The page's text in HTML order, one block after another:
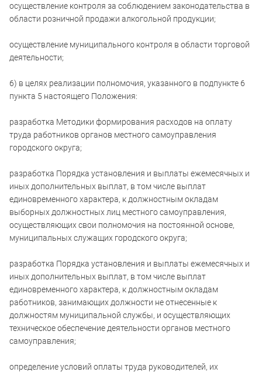
осуществление контроля за соблюдением законодательства в
области розничной продажи алкогольной продукции;
осуществление муниципального контроля в области торговой
деятельности;
6) в целях реализации полномочия, указанного в подпункте 6
пункта 5 настоящего Положения:
разработка Методики формирования расходов на оплату
труда работников органов местного самоуправления
городского округа;
разработка Порядка установления и выплаты ежемесячных и
иных дополнительных выплат, в том числе выплат
единовременного характера, к должностным окладам
выборных должностных лиц местного самоуправления,
осуществляющих свои полномочия на постоянной основе,
муниципальных служащих городского округа;
разработка Порядка установления и выплаты ежемесячных и
иных дополнительных выплат, в том числе выплат
единовременного характера, к должностным окладам
работников, занимающих должности не отнесенные к
должностям муниципальной службы, и осуществляющих
техническое обеспечение деятельности органов местного
самоуправления;
определение условий оплаты труда руководителей, их